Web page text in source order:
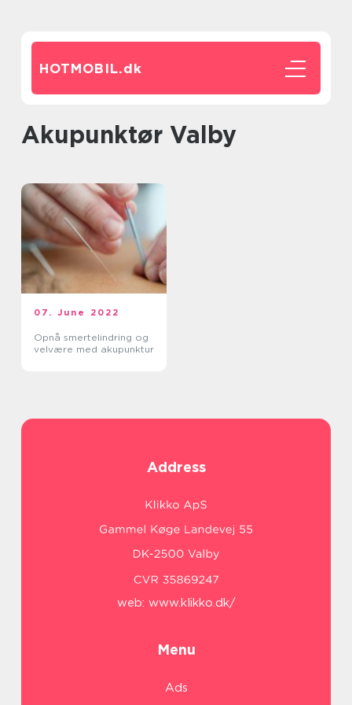
HOTMOBIL.dk
Akupunktør Valby
07. June 2022
Opnå smertelindring og
velvære med akupunktur
Address
web: www.klikko.dk/
Menu
Ads